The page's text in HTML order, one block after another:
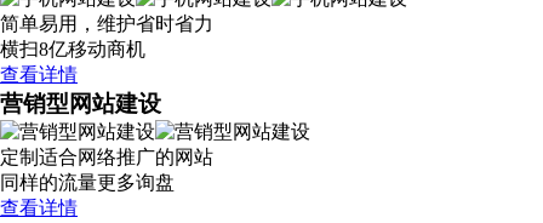
简单易用，维护省时省力
横扫8亿移动商机
查看详情
营销型网站建设
定制适合网络推广的网站
同样的流量更多询盘
查看详情